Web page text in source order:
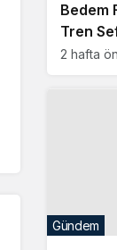
Bedem
Tren
2 hafta
Gündem